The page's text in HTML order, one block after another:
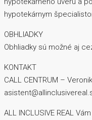
hypotekárnym
OBHLIADKY
Obhliadky sú možné aj
KONTAKT
CALL CENTRUM –
ALL INCLUSIVE REAL